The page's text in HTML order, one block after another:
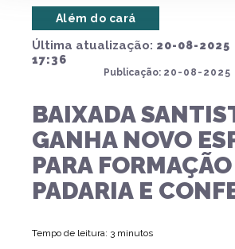
Última atualização: 20-08-2025
17:36
Publicação: 20-08-2025
Além do cará
BAIXADA
GANHA NOVO
PARA
PADARIA E
Tempo de leitura: 3 minutos